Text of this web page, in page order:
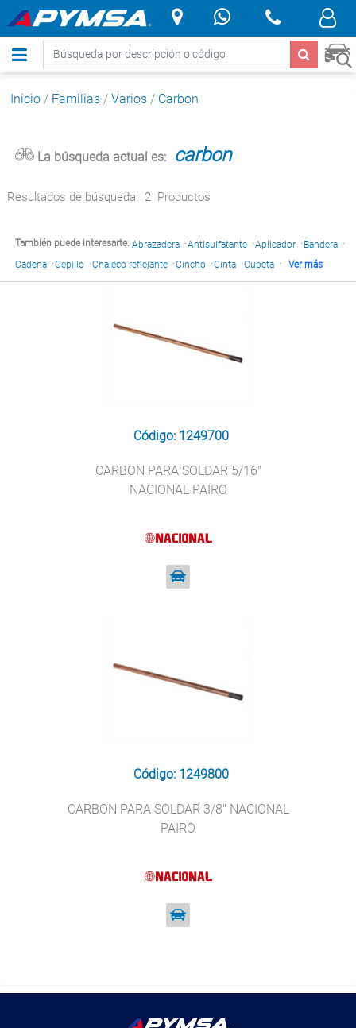
.
Inicio / Familias / Varios / Carbon
La búsqueda actual es: carbon
Resultados de búsqueda: 2 Productos
También puede interesarte: Abrazadera ·Antisulfatante ·Aplicador ·Bandera ·
Cadena ·Cepillo ·Chaleco reflejante ·Cincho ·Cinta ·Cubeta · Ver más
Código: 1249700
CARBON PARA SOLDAR 5/16"
NACIONAL PAIRO
Código: 1249800
CARBON PARA SOLDAR 3/8" NACIONAL
PAIRO